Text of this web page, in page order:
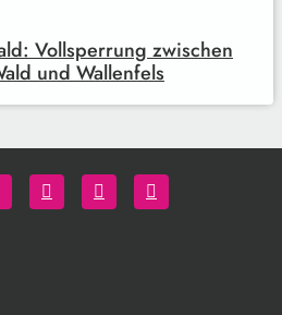
Vollsperrung zwischen
und Wallenfels